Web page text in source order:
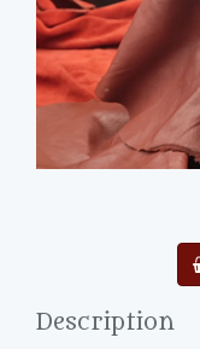
Description